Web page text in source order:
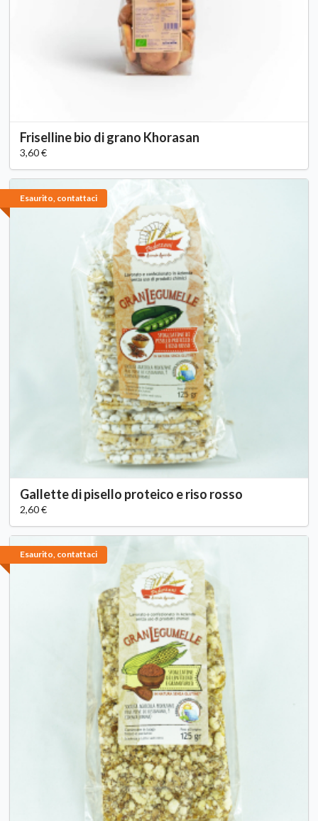
Friselline bio di grano Khorasan
3,60 €
Esaurito, contattaci
Gallette di pisello proteico e riso rosso
2,60 €
Esaurito, contattaci